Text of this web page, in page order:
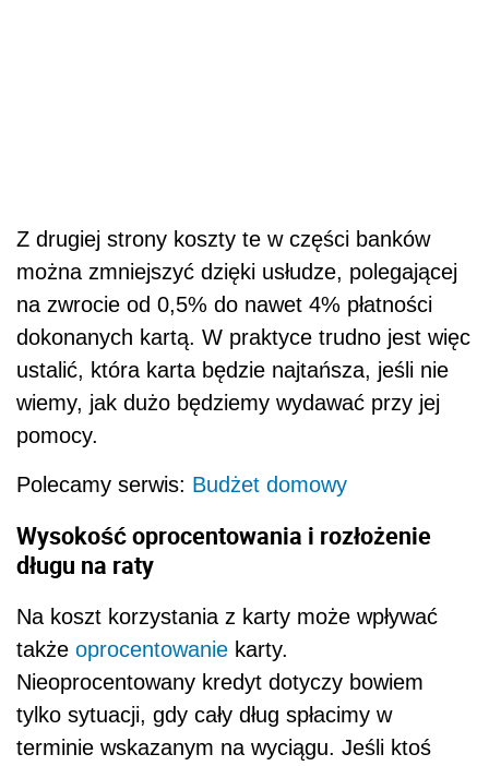
Z drugiej strony koszty te w części banków
można zmniejszyć dzięki usłudze, polegającej
na zwrocie od 0,5% do nawet 4% płatności
dokonanych kartą. W praktyce trudno jest więc
ustalić, która karta będzie najtańsza, jeśli nie
wiemy, jak dużo będziemy wydawać przy jej
pomocy.
Polecamy serwis: Budżet domowy
Wysokość oprocentowania i rozłożenie
długu na raty
Na koszt korzystania z karty może wpływać
także oprocentowanie karty.
Nieoprocentowany kredyt dotyczy bowiem
tylko sytuacji, gdy cały dług spłacimy w
terminie wskazanym na wyciągu. Jeśli ktoś